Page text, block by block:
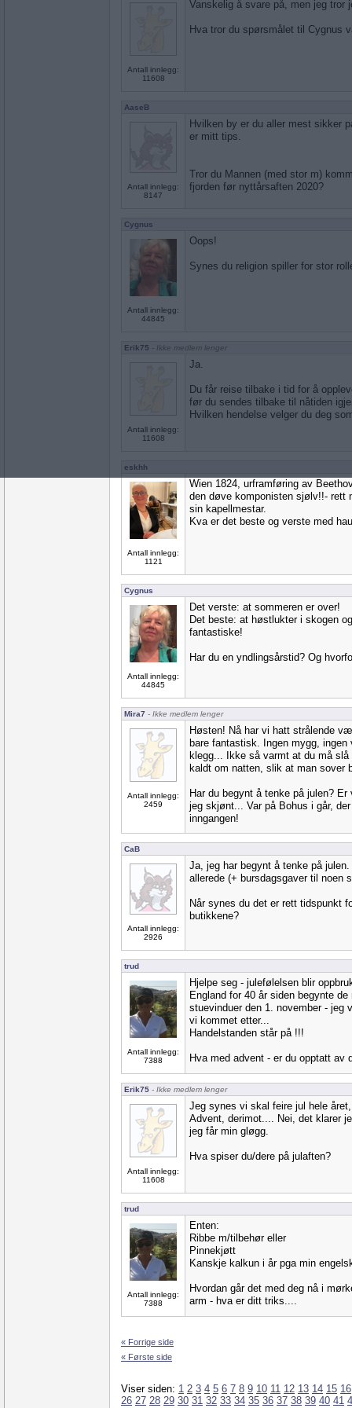
Antall innlegg:
11608
Vanskelig å svare på, men jeg tror
Hva tror du spørsmålet til Cygnus
AaseB
Antall innlegg:
8147
Hvilken by er du aller mest sikker
er mitt tips.
Tror du Mannen (med stor m)
fjorden før nyttårsaften 2020?
Cygnus
Antall innlegg:
44845
Oops!
Synes du religion spiller for stor
Erik75 - Ikke medlem lenger
Antall innlegg:
11608
Ja.
Du får reise tilbake i tid for å
før du sendes tilbake til nåtiden
Hvilken hendelse velger du deg
eskhh
Antall innlegg:
1121
Wien 1824, urframføring av
den døve komponisten sjølv!!- rett
sin kapellmestar.
Kva er det beste og verste med
Cygnus
Antall innlegg:
44845
Det verste: at sommeren er over!
Det beste: at høstlukter i skogen
fantastiske!
Har du en yndlingsårstid? Og
Mira7 - Ikke medlem lenger
Antall innlegg:
2459
Høsten! Nå har vi hatt strålende
bare fantastisk. Ingen mygg,
klegg... Ikke så varmt at du må
kaldt om natten, slik at man sover
Har du begynt å tenke på julen?
jeg skjønt... Var på Bohus i går,
inngangen!
CaB
Antall innlegg:
2926
Ja, jeg har begynt å tenke på
allerede (+ bursdagsgaver til noen
Når synes du det er rett tidspunkt
butikkene?
trud
Antall innlegg:
7388
Hjelpe seg - julefølelsen blir
England for 40 år siden begynte
stuevinduer den 1. november - jeg
vi kommet etter...
Handelstanden står på !!!
Hva med advent - er du opptatt av
Erik75 - Ikke medlem lenger
Antall innlegg:
11608
Jeg synes vi skal feire jul hele
Advent, derimot.... Nei, det klarer
jeg får min gløgg.
Hva spiser du/dere på julaften?
trud
Antall innlegg:
7388
Enten:
Ribbe m/tilbehør eller
Pinnekjøtt
Kanskje kalkun i år pga min
Hvordan går det med deg nå i
arm - hva er ditt triks....
« Forrige side
« Første side
Viser siden: 1 2 3 4 5 6 7 8 9 10 11 12 13 14 15 16
26 27 28 29 30 31 32 33 34 35 36 37 38 39 40 41